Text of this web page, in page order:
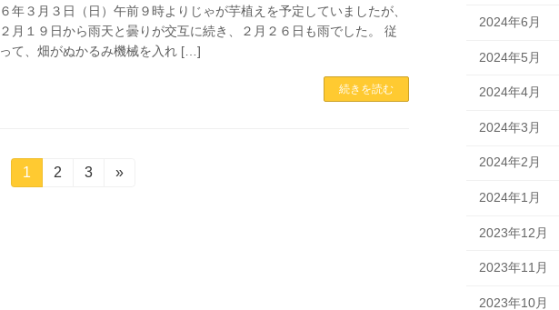
６年３月３日（日）午前９時よりじゃが芋植えを予定していましたが、
２月１９日から雨天と曇りが交互に続き、２月２６日も雨でした。 従
って、畑がぬかるみ機械を入れ […]
続きを読む
固
定
1
固
2
固
3 »
2024年6月
2024年5月
2024年4月
2024年3月
2024年2月
2024年1月
2023年12月
2023年11月
2023年10月